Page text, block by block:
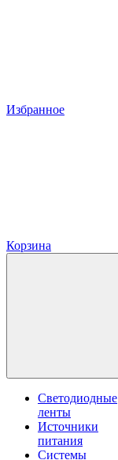
Избранное
Корзина
Светодиодные
ленты
Источники
питания
Системы